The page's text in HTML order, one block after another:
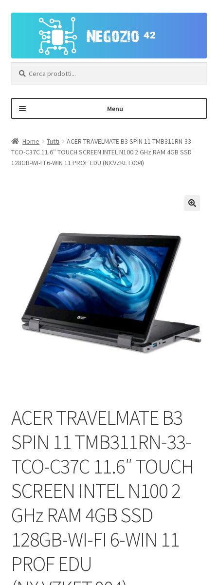
navigazione
contenuto
Menu
Area Personale – Registrazione
Home Tutti
ACER TRAVELMATE B3 SPIN 11 TMB311RN-33-
TCO-C37C 11.6″ TOUCH SCREEN INTEL N100 2 GHz RAM 4GB SSD
128GB-WI-FI 6-WIN 11 PROF EDU (NX.VZKET.004)
ACER TRAVELMATE B3
SPIN 11 TMB311RN-33-
TCO-C37C 11.6″ TOUCH
SCREEN INTEL N100 2
GHz RAM 4GB SSD
128GB-WI-FI 6-WIN 11
PROF EDU